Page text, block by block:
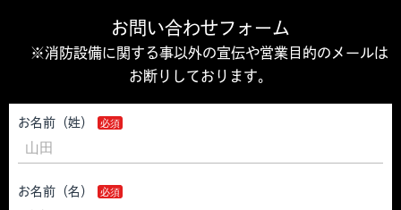
お問い合わせフォーム
※消防設備に関する事以外の宣伝や営業目的のメールは
お断りしております。
お名前（姓）
お名前（名）